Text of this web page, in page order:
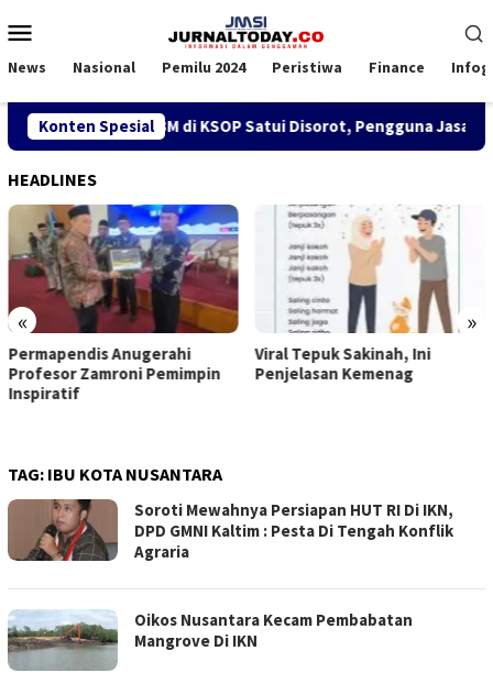
ke
Mobile
News Nasional Pemilu 2024 Peristiwa Finance
Konten Spesial
SPK TKBM di KSOP Satui Disorot, Pengguna Jasa Nilai
HEADLINES
« »
Permapendis Anugerahi
Profesor Zamroni Pemimpin
Inspiratif
Viral Tepuk Sakinah, Ini
Penjelasan Kemenag
TAG: IBU KOTA NUSANTARA
Soroti Mewahnya Persiapan HUT RI Di IKN,
DPD GMNI Kaltim : Pesta Di Tengah Konflik
Agraria
Oikos Nusantara Kecam Pembabatan
Mangrove Di IKN